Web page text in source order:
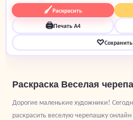
🖌Раскрасить
🖨Печать A4
♡Сохранить
Раскраска Веселая
Дорогие маленькие художники!
раскрасить веселую черепашку